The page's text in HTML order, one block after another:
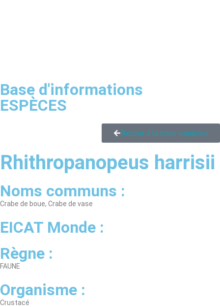
Base d'informations
ESPÈCES
Retour à la base espèces
Rhithropanopeus harrisii
Noms communs :
Crabe de boue, Crabe de vase
EICAT Monde :
Règne :
FAUNE
Organisme :
Crustacé